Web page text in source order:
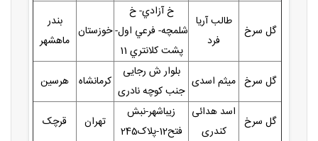
گل سرخ
طالب آريا
فرد
خ آزادي- خ
شلمچه- فرعي اول-
پشت كلانتري 11
خوزستان
بندر
ماهشهر
گل سرخ میثم اسدی
بلوار ش رجایی
جنب کوچه نادری
کرمانشاه هرسین
گل سرخ
اسد هدائی
کندری
زیباشهر-نبش
فتح12-پلاک245
تهران قرچک